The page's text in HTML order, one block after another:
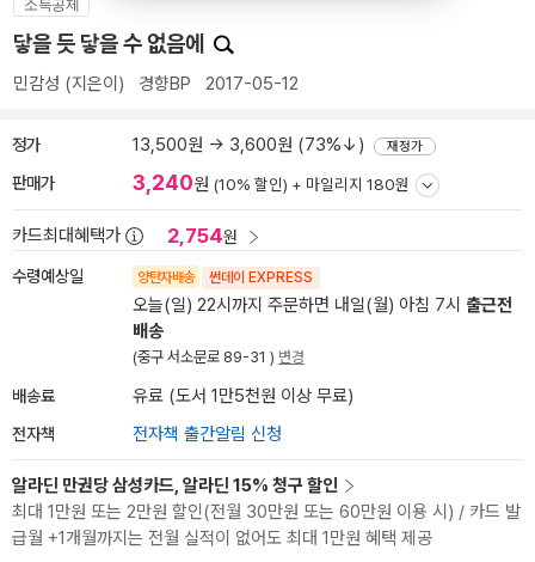
소득공제
닿을 듯 닿을 수 없음에
민감성 (지은이) 경향BP 2017-05-12
정가 13,500원 → 3,600원 (73%↓) 재정가
판매가 3,240원 (10% 할인) + 마일리지 180원
카드최대혜택가 2,754원
수령예상일 양탄자배송 썬데이 EXPRESS
오늘(일) 22시까지 주문하면 내일(월) 아침 7시 출근전
배송
(중구 서소문로 89-31 ) 변경
배송료 유료 (도서 1만5천원 이상 무료)
전자책 전자책 출간알림 신청
알라딘 만권당 삼성카드, 알라딘 15% 청구 할인
최대 1만원 또는 2만원 할인(전월 30만원 또는 60만원 이용 시) / 카드 발
급월 +1개월까지는 전월 실적이 없어도 최대 1만원 혜택 제공